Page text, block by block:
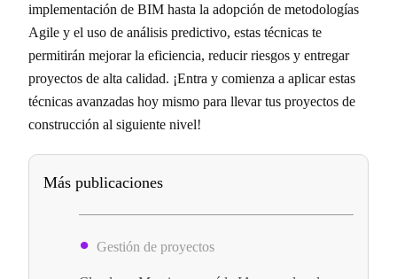
Más publicaciones
Gestión de proyectos
implementación de BIM hasta la adopción de metodologías
Agile y el uso de análisis predictivo, estas técnicas te
permitirán mejorar la eficiencia, reducir riesgos y entregar
proyectos de alta calidad. ¡Entra y comienza a aplicar estas
técnicas avanzadas hoy mismo para llevar tus proyectos de
construcción al siguiente nivel!